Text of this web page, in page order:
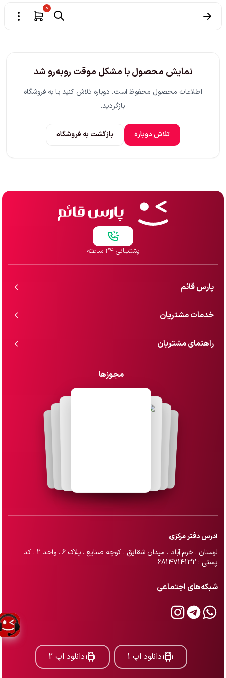
0
نمایش محصول با مشکل موقت روبه‌رو شد
اطلاعات محصول محفوظ است. دوباره تلاش کنید یا به فروشگاه
بازگردید.
تلاش دوباره بازگشت به فروشگاه
پشتیبانی ۲۴ ساعته
پارس قائم
خدمات مشتریان
راهنمای مشتریان
مجوزها
آدرس دفتر مرکزی
لرستان . خرم آباد . میدان شقایق . کوچه صنایع . پلاک 6 . واحد 2 . کد
پستی : 6814714132
شبکه‌های اجتماعی
دانلود اپ 1 دانلود اپ 2